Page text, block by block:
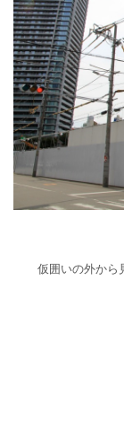
仮囲いの外から